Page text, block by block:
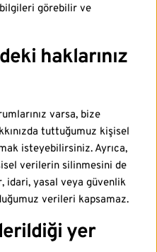
görebilir ve
haklarınız
varsa, bize
tuttuğumuz kişisel
isteyebilirsiniz. Ayrıca,
verilerin silinmesini de
idari, yasal veya güvenlik
verileri kapsamaz.
yer